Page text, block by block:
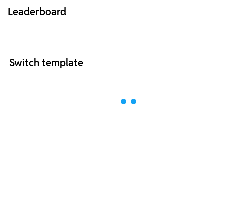
Leaderboard
Switch template